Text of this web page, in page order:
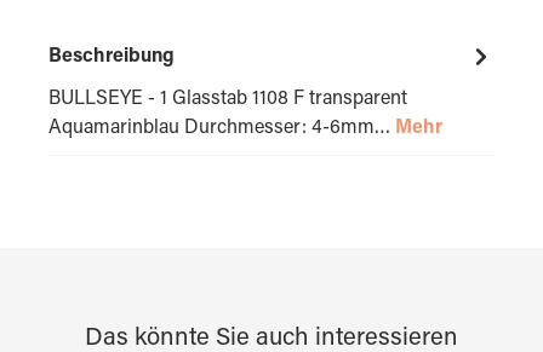
Beschreibung
BULLSEYE - 1 Glasstab 1108 F transparent
Aquamarinblau Durchmesser: 4-6mm… Mehr
Das könnte Sie auch interessieren